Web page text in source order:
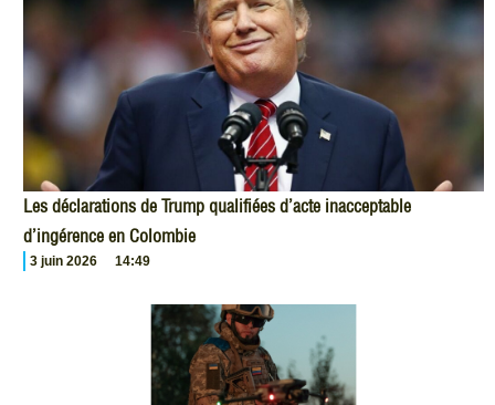
Les déclarations de Trump qualifiées d’acte inacceptable
d’ingérence en Colombie
3 juin 2026 14:49